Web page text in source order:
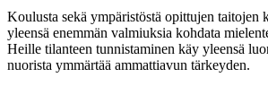
Koulusta sekä ympäristöstä opittujen taitojen
yleensä enemmän valmiuksia kohdata
Heille tilanteen tunnistaminen käy yleensä
nuorista ymmärtää ammattiavun tärkeyden.